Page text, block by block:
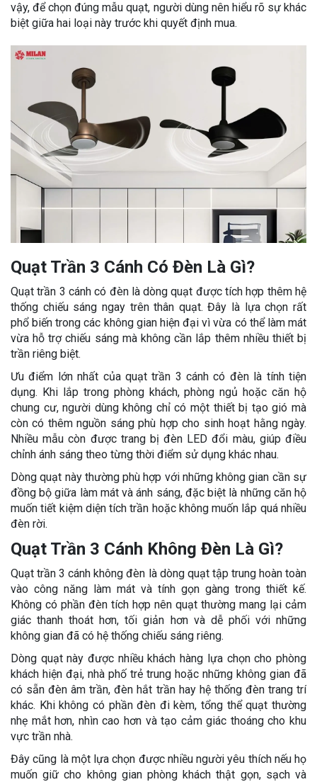
vậy, để chọn đúng mẫu quạt, người dùng nên hiểu rõ sự khác
biệt giữa hai loại này trước khi quyết định mua.
Quạt Trần 3 Cánh Có Đèn Là Gì?
Quạt trần 3 cánh có đèn là dòng quạt được tích hợp thêm hệ
thống chiếu sáng ngay trên thân quạt. Đây là lựa chọn rất
phổ biến trong các không gian hiện đại vì vừa có thể làm mát
vừa hỗ trợ chiếu sáng mà không cần lắp thêm nhiều thiết bị
trần riêng biệt.
Ưu điểm lớn nhất của quạt trần 3 cánh có đèn là tính tiện
dụng. Khi lắp trong phòng khách, phòng ngủ hoặc căn hộ
chung cư, người dùng không chỉ có một thiết bị tạo gió mà
còn có thêm nguồn sáng phù hợp cho sinh hoạt hằng ngày.
Nhiều mẫu còn được trang bị đèn LED đổi màu, giúp điều
chỉnh ánh sáng theo từng thời điểm sử dụng khác nhau.
Dòng quạt này thường phù hợp với những không gian cần sự
đồng bộ giữa làm mát và ánh sáng, đặc biệt là những căn hộ
muốn tiết kiệm diện tích trần hoặc không muốn lắp quá nhiều
đèn rời.
Quạt Trần 3 Cánh Không Đèn Là Gì?
Quạt trần 3 cánh không đèn là dòng quạt tập trung hoàn toàn
vào công năng làm mát và tính gọn gàng trong thiết kế.
Không có phần đèn tích hợp nên quạt thường mang lại cảm
giác thanh thoát hơn, tối giản hơn và dễ phối với những
không gian đã có hệ thống chiếu sáng riêng.
Dòng quạt này được nhiều khách hàng lựa chọn cho phòng
khách hiện đại, nhà phố trẻ trung hoặc những không gian đã
có sẵn đèn âm trần, đèn hắt trần hay hệ thống đèn trang trí
khác. Khi không có phần đèn đi kèm, tổng thể quạt thường
nhẹ mắt hơn, nhìn cao hơn và tạo cảm giác thoáng cho khu
vực trần nhà.
Đây cũng là một lựa chọn được nhiều người yêu thích nếu họ
muốn giữ cho không gian phòng khách thật gọn, sạch và